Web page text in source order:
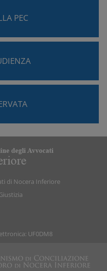
PEC
di Nocera Inferiore
UF0DM8